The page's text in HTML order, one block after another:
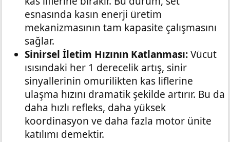
esnasında kasın enerji üretim
mekanizmasının tam kapasite çalışmasını
sağlar.
Sinirsel İletim Hızının Katlanması:Vücut
ısısındaki her 1 derecelik artış, sinir
sinyallerinin omurilikten kas liflerine
ulaşma hızını dramatik şekilde artırır. Bu da
daha hızlı refleks, daha yüksek
koordinasyon ve daha fazla motor ünite
katılımı demektir.